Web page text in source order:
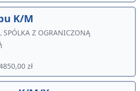
K/M
SPÓLKA Z OGRANICZONĄ
zł